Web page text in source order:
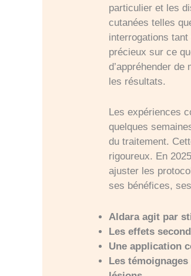
particulier et les
cutanées telles
interrogations
précieux sur ce
d’appréhender
les résultats.
Les expériences
quelques
du traitement.
rigoureux. En
ajuster les
ses bénéfices,
Aldara agit par
Les effets
Une application
Les